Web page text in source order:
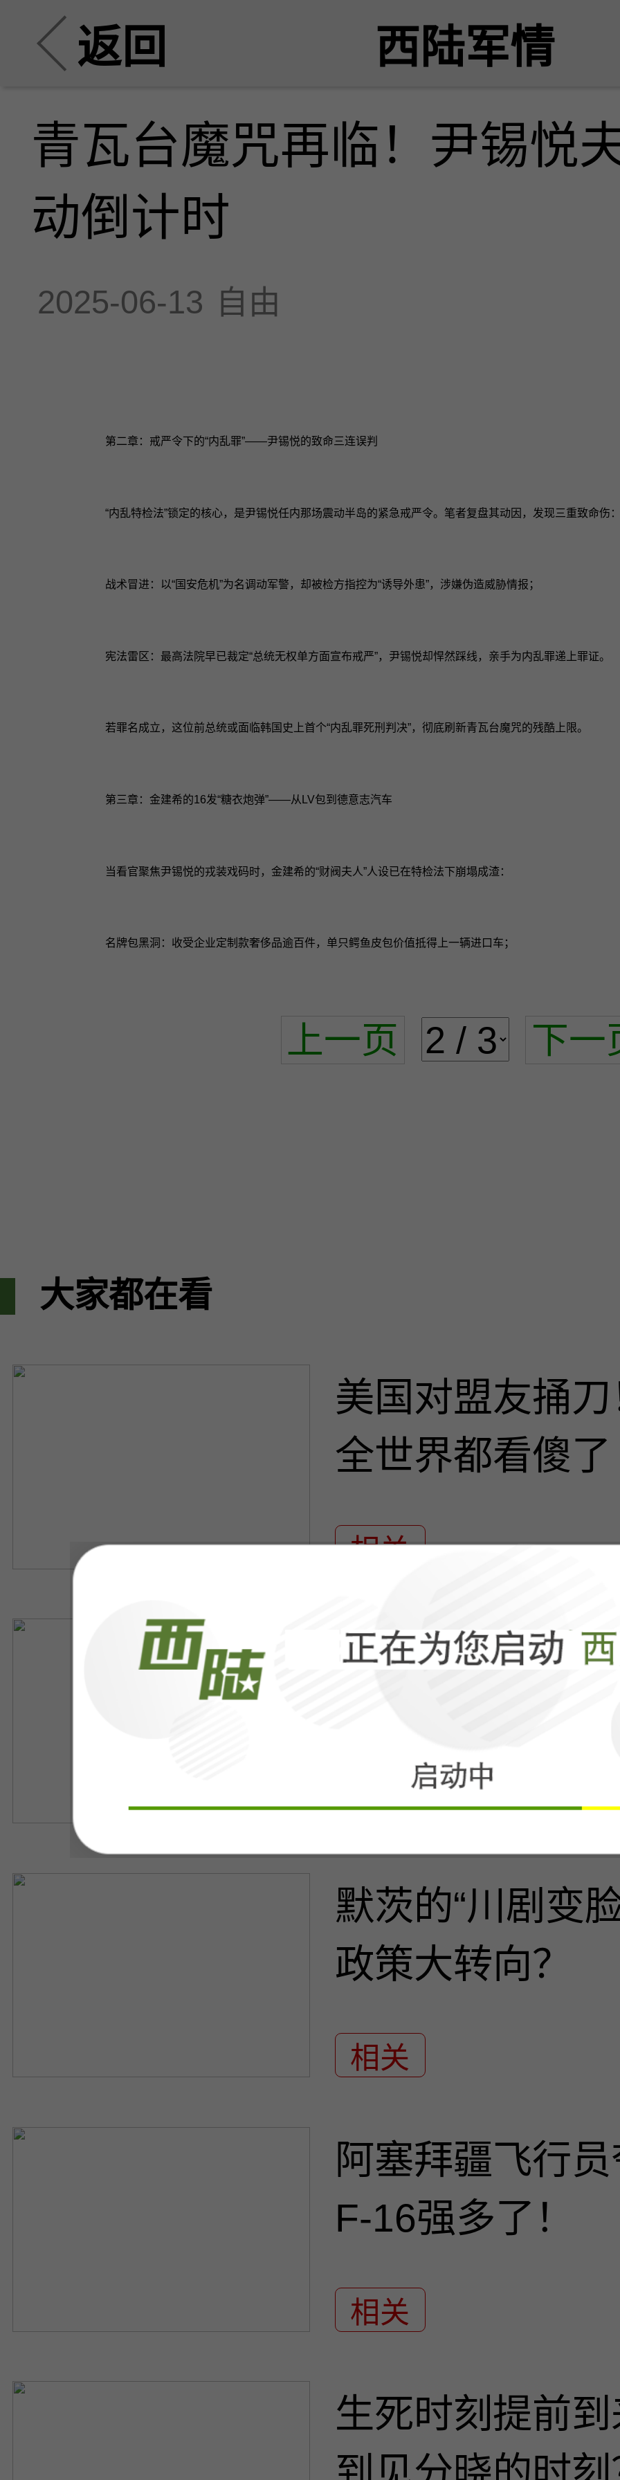
返回 西陆军情
青瓦台魔咒再临！尹锡悦
动倒计时
2025-06-13 自由
第二章：戒严令下的“内乱罪”——尹锡悦的致命三连误判
“内乱特检法”锁定的核心，是尹锡悦任内那场震动半岛的紧急戒严令。笔者复盘其动因，发现三重致命伤
战术冒进：以“国安危机”为名调动军警，却被检方指控为“诱导外患”，涉嫌伪造威胁情报；
宪法雷区：最高法院早已裁定“总统无权单方面宣布戒严”，尹锡悦却悍然踩线，亲手为内乱罪递上罪证。
若罪名成立，这位前总统或面临韩国史上首个“内乱罪死刑判决”，彻底刷新青瓦台魔咒的残酷上限。
第三章：金建希的16发“糖衣炮弹”——从LV包到德意志汽车
当看官聚焦尹锡悦的戎装戏码时，金建希的“财阀夫人”人设已在特检法下崩塌成渣：
名牌包黑洞：收受企业定制款奢侈品逾百件，单只鳄鱼皮包价值抵得上一辆进口车；
上一页 下一
大家都在看
美国对盟友捅
全世界都看傻了
相关
波斯第27波打
相关
默茨的“川剧变
政策大转向？
相关
阿塞拜疆飞行
F-16强多了！
相关
生死时刻提前